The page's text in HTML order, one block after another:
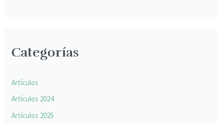
Categorías
Artículos
Artículos 2024
Artículos 2025